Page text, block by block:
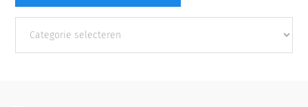
categorieën